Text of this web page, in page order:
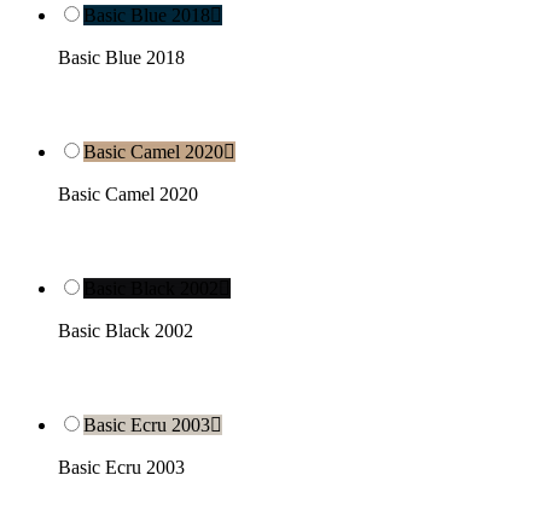
Basic Blue 2018
Basic Blue 2018
Basic Camel 2020
Basic Camel 2020
Basic Black 2002
Basic Ecru 2003
Basic Ecru 2003